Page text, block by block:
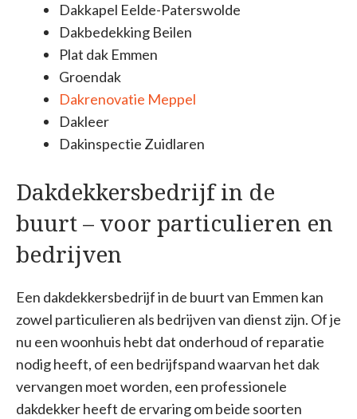
Dakkapel Eelde-Paterswolde
Dakbedekking Beilen
Plat dak Emmen
Groendak
Dakrenovatie Meppel
Dakleer
Dakinspectie Zuidlaren
Dakdekkersbedrijf in de
buurt – voor particulieren en
bedrijven
Een dakdekkersbedrijf in de buurt van Emmen kan
zowel particulieren als bedrijven van dienst zijn. Of je
nu een woonhuis hebt dat onderhoud of reparatie
nodig heeft, of een bedrijfspand waarvan het dak
vervangen moet worden, een professionele
dakdekker heeft de ervaring om beide soorten